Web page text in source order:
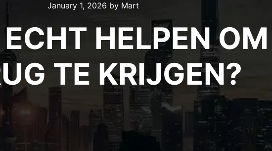
January 1, 2026 by Mart
HELPEN
TE KRIJGEN?